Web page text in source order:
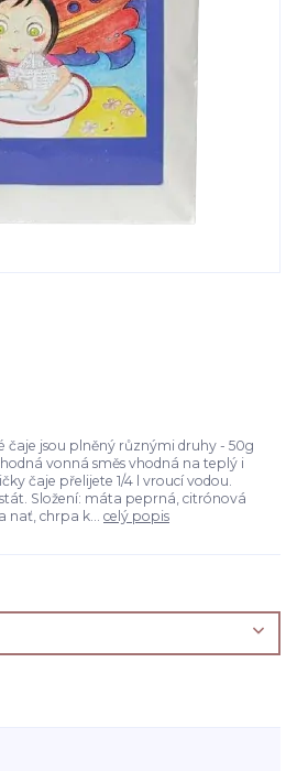
čaje jsou plněný různými druhy - 50g
vonná směs vhodná na teplý i
čaje přelijete 1/4 l vroucí vodou.
Složení: máta peprná, citrónová
nať, chrpa k... celý popis